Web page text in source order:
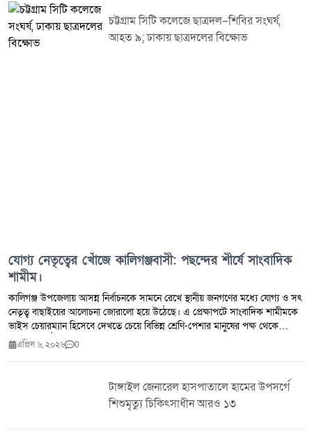
চট্টগ্রাম সিটি কলেজে ছাত্রদল–শিবির সংঘর্ষ,
আহত ৯; ঢাকায় ছাত্রদলের বিক্ষোভ
যোগ্য নেতৃত্বের খোঁজে কালিগঞ্জবাসী: পছন্দের শীর্ষে সাংবাদিক
শামীম।
কালিগঞ্জ উপজেলায় আসন্ন নির্বাচনকে সামনে রেখে স্থানীয় জনগণের মধ্যে যোগ্য ও সৎ
নেতৃত্ব বাছাইয়ের আলোচনা জোরালো হয়ে উঠেছে। এ প্রেক্ষাপটে সাংবাদিক শামীমকে
ভাইস চেয়ারম্যান হিসেবে দেখতে চেয়ে বিভিন্ন শ্রেণি-পেশার মানুষের পক্ষ থেকে
ব্যাপক সমর্থন লক্ষ্য করা যাচ্ছে। স্থানীয়দের মতে, সাংবাদিক শামীম দীর্ঘদিন ধরে
পক্ষে কথা বলা এবং সমাজের উন্নয়নে কাজ করার জন্য তিনি মানুষের আস্থা অর্জন
করেছেন। এছাড়া দেশের বিভিন্ন গুণীজন—কবি, সাহিত্যিক, শিক্ষক, প্রভাষক, প্রশাসনের
কর্মকর্তা, উপদেষ্টা ও মন্ত্রীদের সাথে তার সুসম্পর্ক রয়েছে বলে জানা গেছে। সাংবাদিক
এপ্রিল ৬, ২০২৬ 0
টাঙ্গাইল জেনারেল হাসপাতালে হামের উপসর্গে
শিশুমৃত্যু চিকিৎসাধীন আরও ১৩